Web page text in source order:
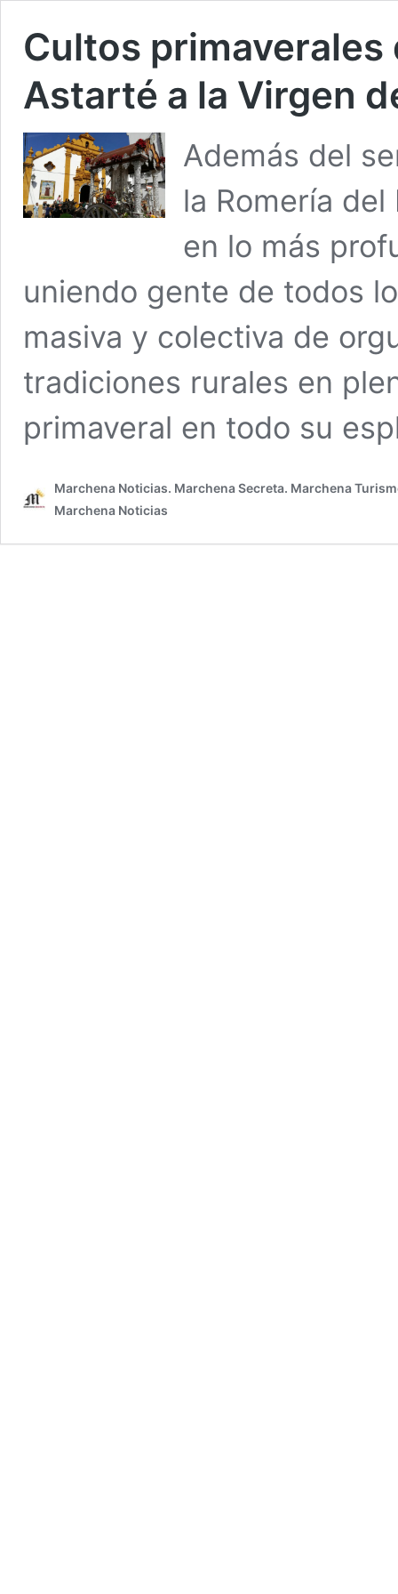
Cultos
Astarté a la Virgen
Además del
la Romería
en lo más
uniendo gente de todos
masiva y colectiva de
tradiciones rurales en
primaveral en todo su
Marchena Noticias. Marchena Secreta. Marchena
Marchena Noticias